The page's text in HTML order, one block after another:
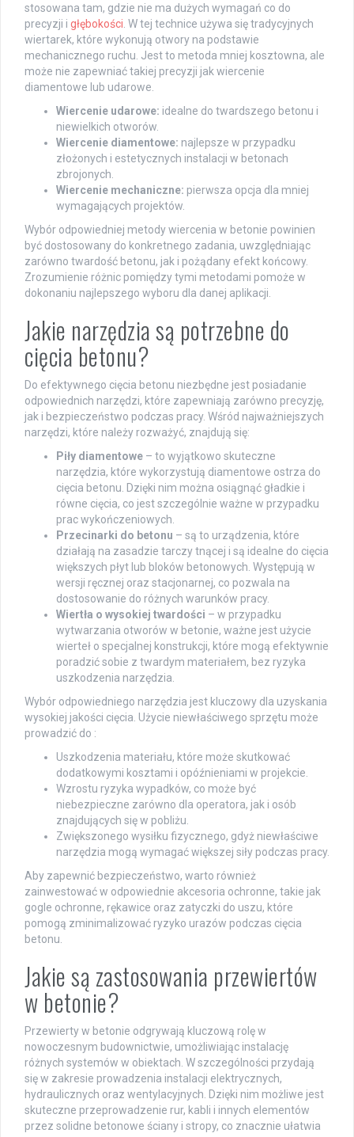
stosowana tam, gdzie nie ma dużych wymagań co do
precyzji i głębokości . W tej technice używa się tradycyjnych
wiertarek, które wykonują otwory na podstawie
mechanicznego ruchu. Jest to metoda mniej kosztowna, ale
może nie zapewniać takiej precyzji jak wiercenie
diamentowe lub udarowe.
Wiercenie udarowe: idealne do twardszego betonu i
niewielkich otworów.
Wiercenie diamentowe: najlepsze w przypadku
złożonych i estetycznych instalacji w betonach
zbrojonych.
Wiercenie mechaniczne: pierwsza opcja dla mniej
wymagających projektów.
Wybór odpowiedniej metody wiercenia w betonie powinien
być dostosowany do konkretnego zadania, uwzględniając
zarówno twardość betonu, jak i pożądany efekt końcowy.
Zrozumienie różnic pomiędzy tymi metodami pomoże w
dokonaniu najlepszego wyboru dla danej aplikacji.
Jakie narzędzia są potrzebne do
cięcia betonu?
Do efektywnego cięcia betonu niezbędne jest posiadanie
odpowiednich narzędzi, które zapewniają zarówno precyzję,
jak i bezpieczeństwo podczas pracy. Wśród najważniejszych
narzędzi, które należy rozważyć, znajdują się:
Piły diamentowe – to wyjątkowo skuteczne
narzędzia, które wykorzystują diamentowe ostrza do
cięcia betonu. Dzięki nim można osiągnąć gładkie i
równe cięcia, co jest szczególnie ważne w przypadku
prac wykończeniowych.
Przecinarki do betonu – są to urządzenia, które
działają na zasadzie tarczy tnącej i są idealne do cięcia
większych płyt lub bloków betonowych. Występują w
wersji ręcznej oraz stacjonarnej, co pozwala na
dostosowanie do różnych warunków pracy.
Wiertła o wysokiej twardości – w przypadku
wytwarzania otworów w betonie, ważne jest użycie
wierteł o specjalnej konstrukcji, które mogą efektywnie
poradzić sobie z twardym materiałem, bez ryzyka
uszkodzenia narzędzia.
Wybór odpowiedniego narzędzia jest kluczowy dla uzyskania
wysokiej jakości cięcia. Użycie niewłaściwego sprzętu może
prowadzić do :
Uszkodzenia materiału, które może skutkować
dodatkowymi kosztami i opóźnieniami w projekcie.
Wzrostu ryzyka wypadków, co może być
niebezpieczne zarówno dla operatora, jak i osób
znajdujących się w pobliżu.
Zwiększonego wysiłku fizycznego, gdyż niewłaściwe
narzędzia mogą wymagać większej siły podczas pracy.
Aby zapewnić bezpieczeństwo, warto również
zainwestować w odpowiednie akcesoria ochronne, takie jak
gogle ochronne, rękawice oraz zatyczki do uszu, które
pomogą zminimalizować ryzyko urazów podczas cięcia
betonu.
Jakie są zastosowania przewiertów
w betonie?
Przewierty w betonie odgrywają kluczową rolę w
nowoczesnym budownictwie, umożliwiając instalację
różnych systemów w obiektach. W szczególności przydają
się w zakresie prowadzenia instalacji elektrycznych,
hydraulicznych oraz wentylacyjnych. Dzięki nim możliwe jest
skuteczne przeprowadzenie rur, kabli i innych elementów
przez solidne betonowe ściany i stropy, co znacznie ułatwia